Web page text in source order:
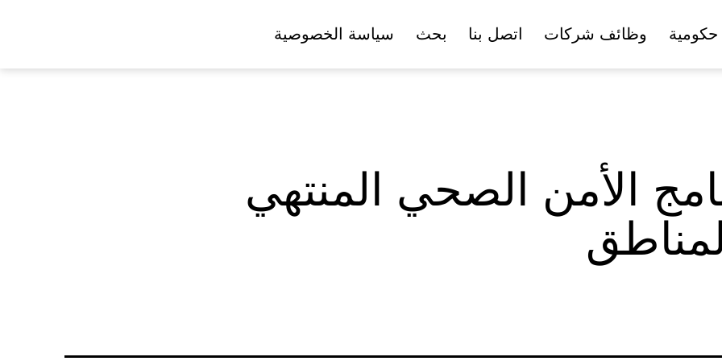
وظائف شركات اتصل بنا بحث سياسة الخصوصية
الأمن الصحي المنتهي